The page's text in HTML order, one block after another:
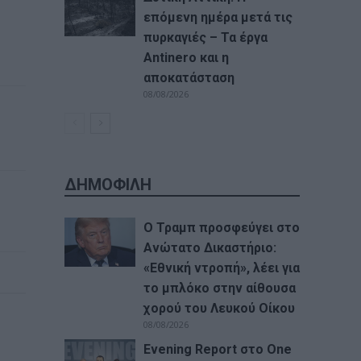
επόμενη ημέρα μετά τις
πυρκαγιές – Τα έργα
Antinero και η
αποκατάσταση
08/08/2026
ΔΗΜΟΦΙΛΗ
Ο Τραμπ προσφεύγει στο
Ανώτατο Δικαστήριο:
«Εθνική ντροπή», λέει για
το μπλόκο στην αίθουσα
χορού του Λευκού Οίκου
08/08/2026
Evening Report στο One